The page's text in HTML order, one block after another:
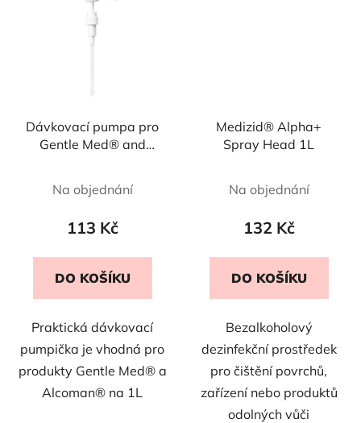
Dávkovací pumpa pro
Gentle Med® and
Na objednání
113 Kč
DO KOŠÍKU
Praktická dávkovací
pumpička je vhodná pro
produkty Gentle Med® a
Alcoman® na 1L
Medizid® Alpha+
Spray Head 1L
Na objednání
132 Kč
DO KOŠÍKU
Bezalkoholový
dezinfekční prostředek
pro čištění povrchů,
zařízení nebo produktů
odolných vůči